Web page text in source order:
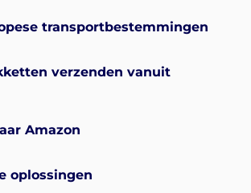
transportbestemmingen
verzenden vanuit
Amazon
oplossingen